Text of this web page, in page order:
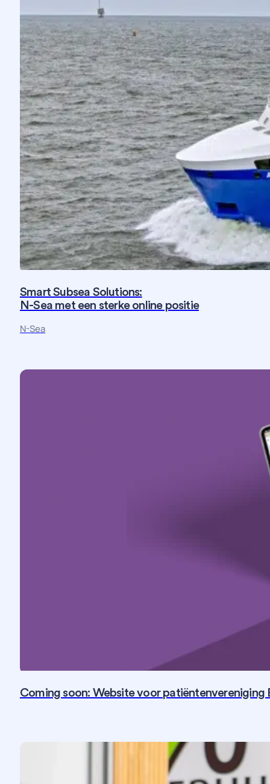
Smart Subsea Solutions:
N-Sea met een sterke online positie
N-SeaFotografie
Coming soon: Website voor patiëntenvereniging
Fotografie SEO Social Media Strategie